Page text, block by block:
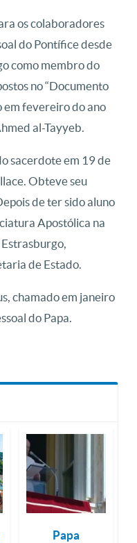
os colaboradores
do Pontífice desde
como membro do
no “Documento
em fevereiro do ano
al-Tayyeb.
sacerdote em 19 de
Obteve seu
de ter sido aluno
Apostólica na
de Estado.
chamado em janeiro
do Papa.
Papa